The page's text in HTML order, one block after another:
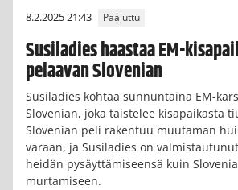
8.2.2025 21:43 Pääjuttu
Susiladies haastaa EM-
pelaavan Slovenian
Susiladies kohtaa sunnuntaina EM-
Slovenian, joka taistelee kisapaikasta
Slovenian peli rakentuu muutaman
varaan, ja Susiladies on
heidän pysäyttämiseensä kuin
murtamiseen.